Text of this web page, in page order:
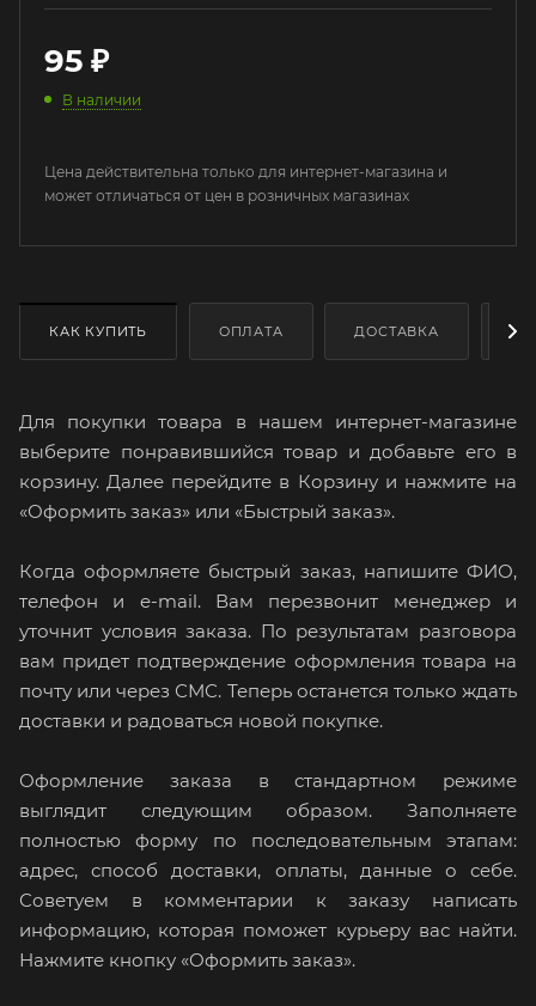
95 ₽
В наличии
Цена действительна только для интернет-магазина и
может отличаться от цен в розничных магазинах
КАК КУПИТЬ ОПЛАТА ДОСТАВКА
Для покупки товара в нашем интернет-магазине
выберите понравившийся товар и добавьте его в
корзину. Далее перейдите в Корзину и нажмите на
«Оформить заказ» или «Быстрый заказ».
Когда оформляете быстрый заказ, напишите ФИО,
телефон и e-mail. Вам перезвонит менеджер и
уточнит условия заказа. По результатам разговора
вам придет подтверждение оформления товара на
почту или через СМС. Теперь останется только ждать
доставки и радоваться новой покупке.
Оформление заказа в стандартном режиме
выглядит следующим образом. Заполняете
полностью форму по последовательным этапам:
адрес, способ доставки, оплаты, данные о себе.
Советуем в комментарии к заказу написать
информацию, которая поможет курьеру вас найти.
Нажмите кнопку «Оформить заказ».